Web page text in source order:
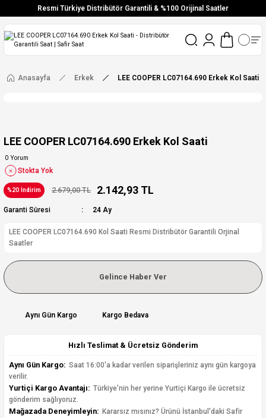
Resmi Türkiye Distribütör Garantili & %100 Orijinal Saatler
Vade Farksız 6 Taksit
Ücretsiz Kargo
Anasayfa Erkek LEE COOPER LC07164.690 Erkek Kol Saati
LEE COOPER LC07164.690 Erkek Kol Saati
0 Yorum
Stokta Yok
%20 İndirim 2.679,00 TL 2.142,93 TL
Garanti Süresi 24 Ay
LEE COOPER LC07164.690 Kol Saati Resmi Distribütör Garantili Orjinal
Saatler
Gelince Haber Ver
Aynı Gün Kargo Kargo Bedava
Hızlı Teslimat & Ücretsiz Gönderim
Aynı Gün Kargo: Saat 16:00'a kadar verilen siparişleriniz aynı gün kargoya
verilir.
Yurtiçi Kargo Avantajı: Türkiye'nin her yerine Yurtiçi Kargo ile ücretsiz
gönderim sağlıyoruz.
Mağazada Deneyimleyin: Kararsız mısınız? Ürünü İstanbul'daki Safir